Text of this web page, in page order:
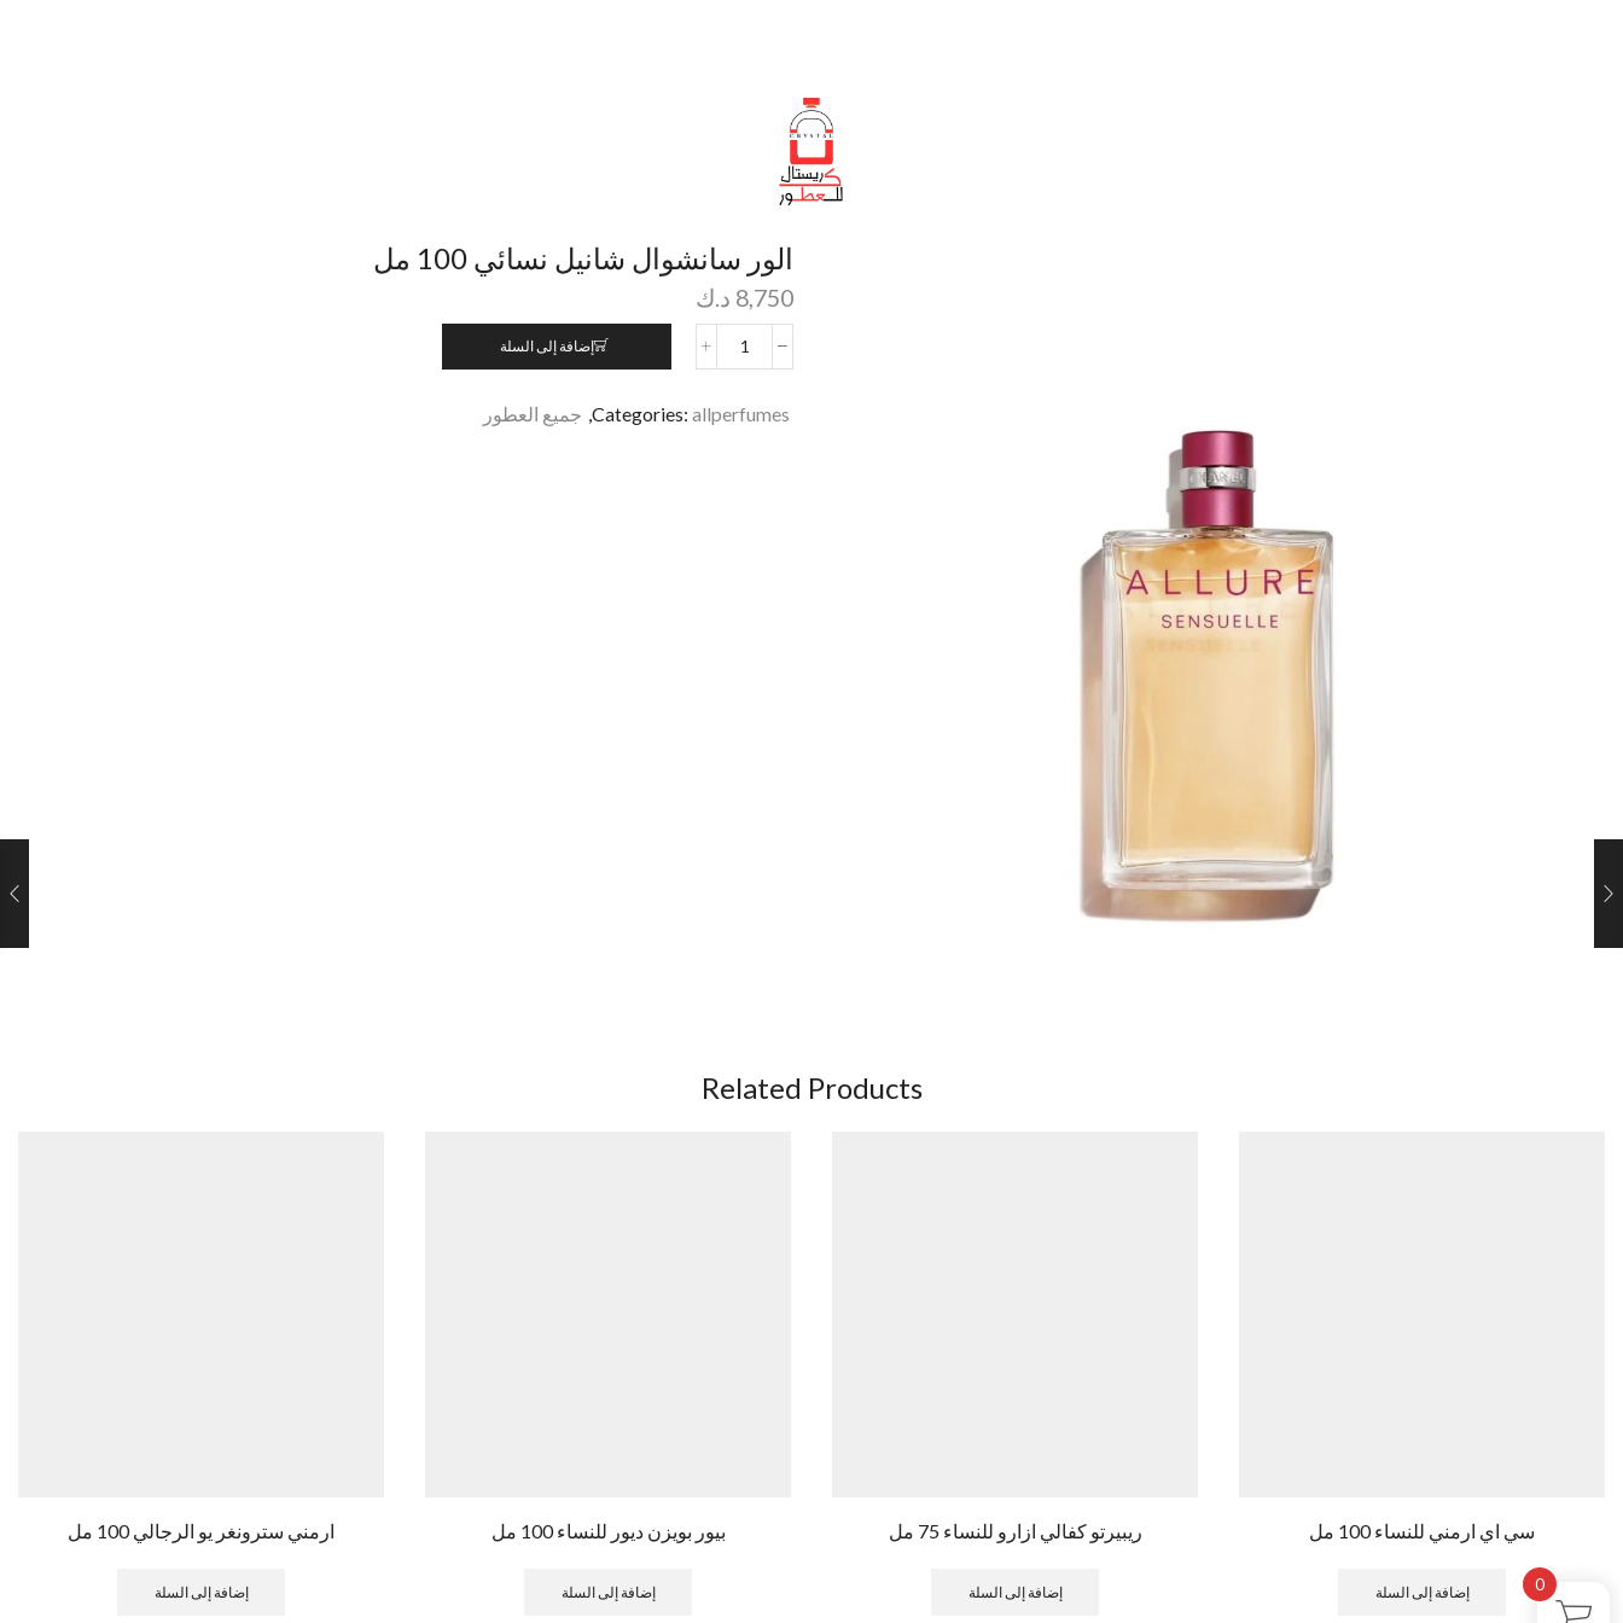
الور سانشوال شانيل نسائي 100 مل
8,750 د.ك
إضافة إلى السلة
Categories: allperfumes
, جميع العطور
Related Products
سي اي ارمني للنساء 100 مل
إضافة إلى السلة
ريبيرتو كفالي ازارو للنساء 75 مل
إضافة إلى السلة
بيور بويزن ديور للنساء 100 مل
إضافة إلى السلة
ارمني سترونغر يو الرجالي 100 مل
إضافة إلى السلة 0